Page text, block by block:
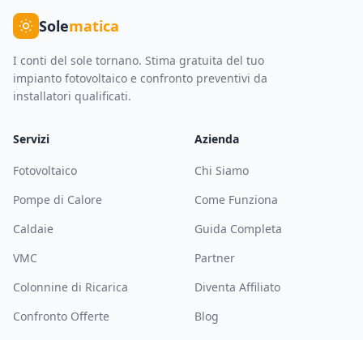
Solematica
I conti del sole tornano. Stima gratuita del tuo
impianto fotovoltaico e confronto preventivi da
installatori qualificati.
Servizi
Fotovoltaico
Pompe di Calore
Caldaie
VMC
Colonnine di Ricarica
Confronto Offerte
Azienda
Chi Siamo
Come Funziona
Guida Completa
Partner
Diventa Affiliato
Blog